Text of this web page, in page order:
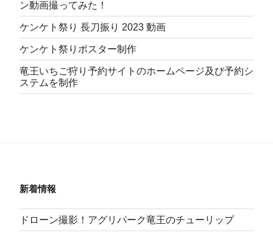
ン動画撮ってみた！
ケンケト祭り 長刀振り 2023 動画
ケンケト祭りポスター制作
竜王いちご狩り予約サイトのホームページ及び予約シ
ステムを制作
新着情報
ドローン撮影！アグリパーク竜王のチューリップ